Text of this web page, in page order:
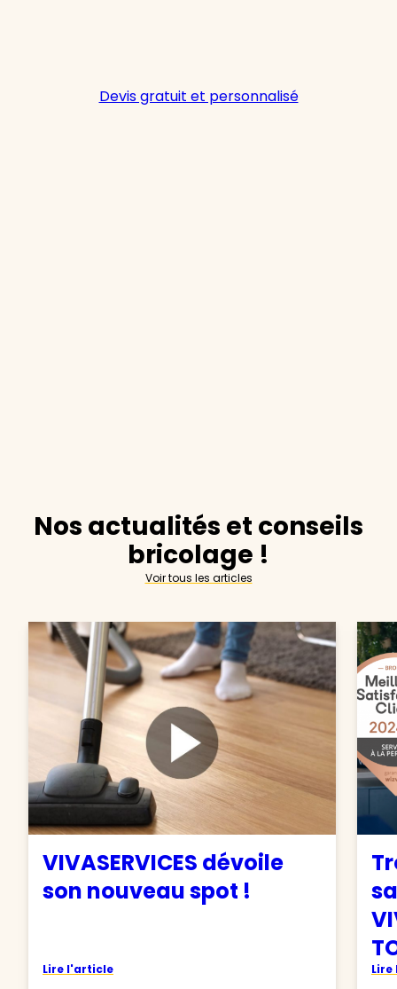
Devis gratuit et personnalisé
Nos actualités et conseils
bricolage !
Voir tous les articles
VIVASERVICES dévoile
son nouveau spot !
Lire l'article